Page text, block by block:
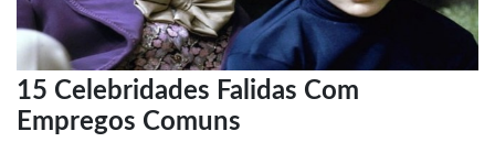
15 Celebridades Falidas Com
Empregos Comuns